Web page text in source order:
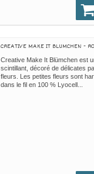
CREATIVE MAKE IT BLUMCHEN -
Creative Make It Blümchen est
scintillant, décoré de délicates
fleurs. Les petites fleurs sont
dans le fil en 100 % Lyocell...